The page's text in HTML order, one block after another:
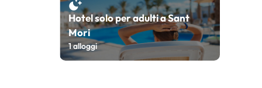
Hotel solo per adulti a Sant
Mori
1alloggi